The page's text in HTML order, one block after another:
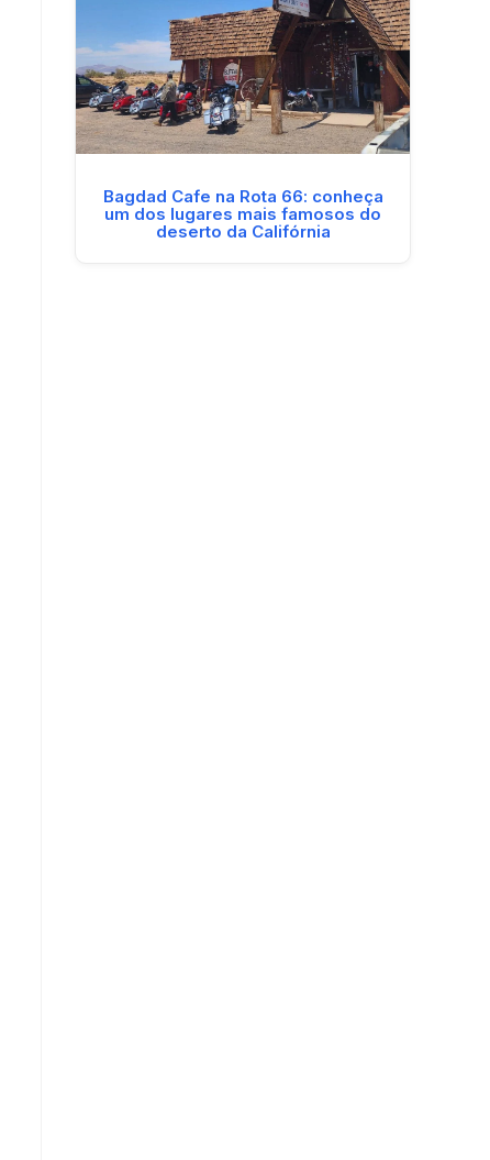
Bagdad Cafe na Rota 66: conheça
um dos lugares mais famosos do
deserto da Califórnia